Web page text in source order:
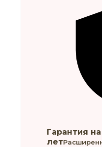
Гарантия
лет